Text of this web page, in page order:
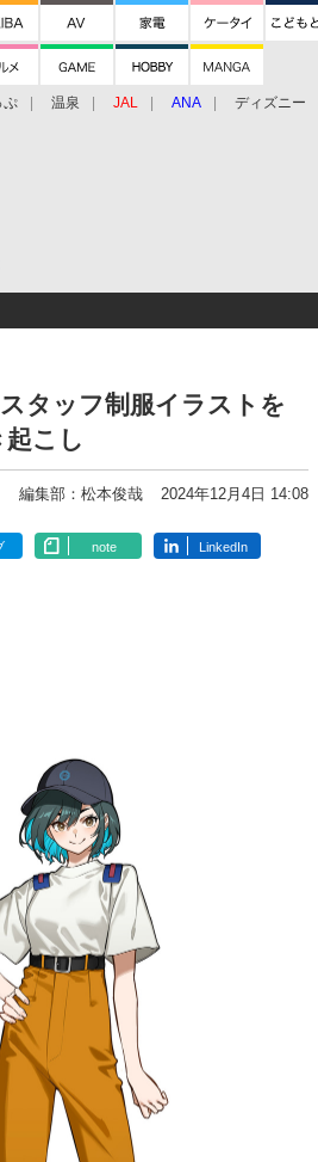
ぷ 温泉 JAL ANA ディズニー
タッフ制服イラストを
こし
編集部：松本俊哉 2024年12月4日 14:08
note LinkedIn